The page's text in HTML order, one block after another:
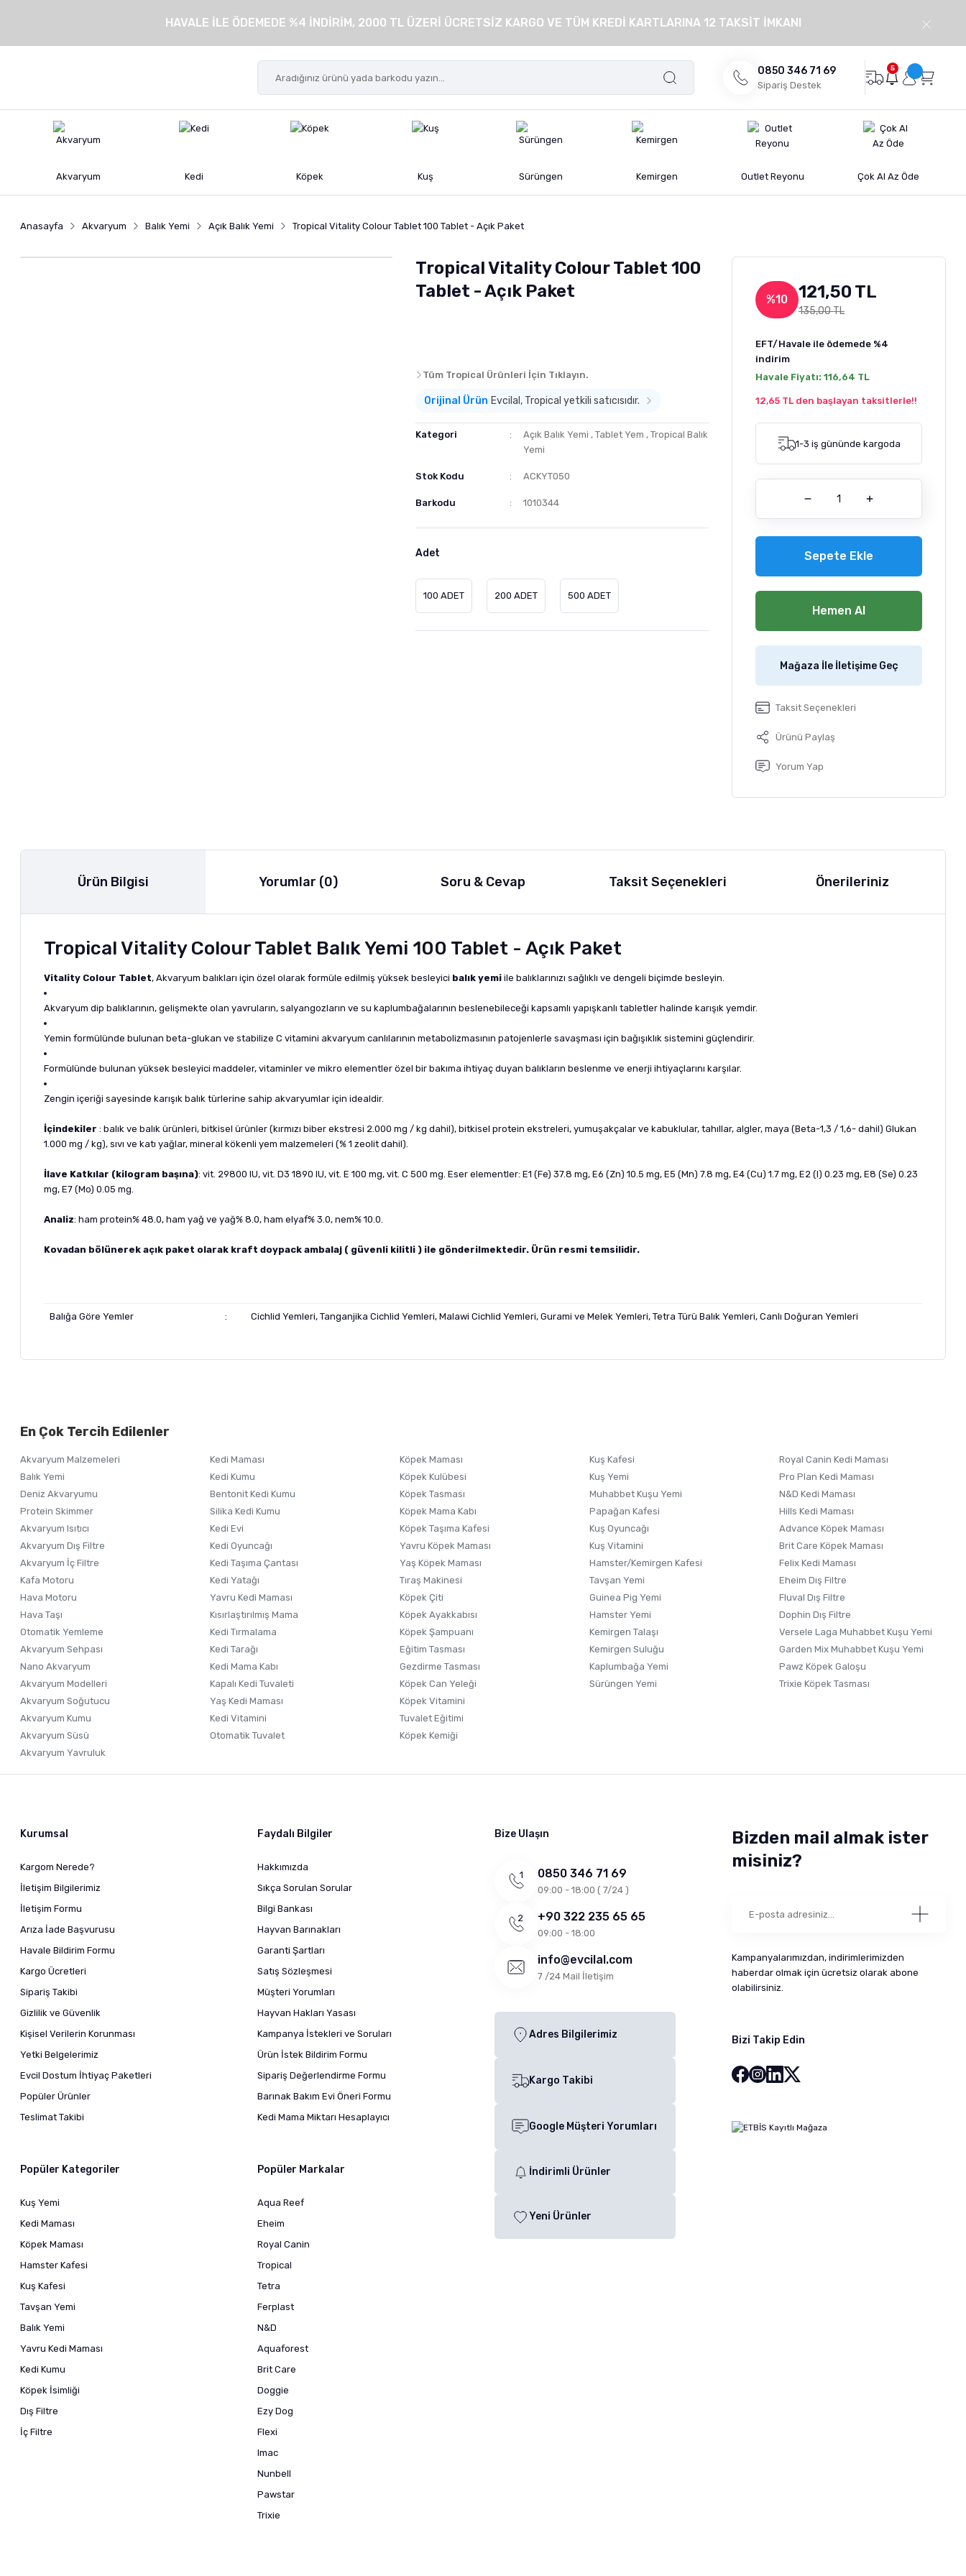
HAVALE İLE ÖDEMEDE %4 İNDİRİM, 2000 TL ÜZERİ ÜCRETSİZ KARGO VE TÜM KREDİ KARTLARINA 12 TAKSİT İMKANI
0850 346 71 69
Sipariş Destek
5
Akvaryum Kedi Köpek Kuş Sürüngen Kemirgen Outlet Reyonu Çok Al Az Öde
Anasayfa Akvaryum Balık Yemi Açık Balık Yemi Tropical Vitality Colour Tablet 100 Tablet - Açık Paket
Tropical Vitality Colour Tablet 100
Tablet - Açık Paket
Tüm Tropical Ürünleri İçin Tıklayın.
Orijinal Ürün Evcilal, Tropical yetkili satıcısıdır.
Kategori Açık Balık Yemi , Tablet Yem , Tropical Balık
Yemi
Stok Kodu ACKYT050
Barkodu 1010344
Adet
100 ADET 200 ADET 500 ADET
%10 121,50 TL
135,00 TL
EFT/Havale ile ödemede %4
indirim
Havale Fiyatı: 116,64 TL
12,65 TL den başlayan taksitlerle!!
1-3 iş gününde kargoda
Sepete Ekle
Hemen Al
Mağaza İle İletişime Geç
Taksit Seçenekleri
Ürünü Paylaş
Yorum Yap
Ürün Bilgisi Yorumlar (0) Soru & Cevap Taksit Seçenekleri Önerileriniz
Tropical Vitality Colour Tablet Balık Yemi 100 Tablet - Açık Paket
Vitality Colour Tablet, Akvaryum balıkları için özel olarak formüle edilmiş yüksek besleyici balık yemi ile balıklarınızı sağlıklı ve dengeli biçimde besleyin.
Akvaryum dip balıklarının, gelişmekte olan yavruların, salyangozların ve su kaplumbağalarının beslenebileceği kapsamlı yapışkanlı tabletler halinde karışık yemdir.
Yemin formülünde bulunan beta-glukan ve stabilize C vitamini akvaryum canlılarının metabolizmasının patojenlerle savaşması için bağışıklık sistemini güçlendirir.
Formülünde bulunan yüksek besleyici maddeler, vitaminler ve mikro elementler özel bir bakıma ihtiyaç duyan balıkların beslenme ve enerji ihtiyaçlarını karşılar.
Zengin içeriği sayesinde karışık balık türlerine sahip akvaryumlar için idealdir.
İçindekiler : balık ve balık ürünleri, bitkisel ürünler (kırmızı biber ekstresi 2.000 mg / kg dahil), bitkisel protein ekstreleri, yumuşakçalar ve kabuklular, tahıllar, algler, maya (Beta-1,3 / 1,6- dahil) Glukan
1.000 mg / kg), sıvı ve katı yağlar, mineral kökenli yem malzemeleri (% 1 zeolit ​​dahil).
İlave Katkılar (kilogram başına): vit. 29800 IU, vit. D3 1890 IU, vit. E 100 mg, vit. C 500 mg. Eser elementler: E1 (Fe) 37.8 mg, E6 (Zn) 10.5 mg, E5 (Mn) 7.8 mg, E4 (Cu) 1.7 mg, E2 (I) 0.23 mg, E8 (Se) 0.23
mg, E7 (Mo) 0.05 mg.
Analiz: ham protein% 48.0, ham yağ ve yağ% 8.0, ham elyaf% 3.0, nem% 10.0.
Kovadan bölünerek açık paket olarak kraft doypack ambalaj ( güvenli kilitli ) ile gönderilmektedir. Ürün resmi temsilidir.
Balığa Göre Yemler : Cichlid Yemleri, Tanganjika Cichlid Yemleri, Malawi Cichlid Yemleri, Gurami ve Melek Yemleri, Tetra Türü Balık Yemleri, Canlı Doğuran Yemleri
Ürünü Satın Al ve Yorumla
Ürün açıklamasında eksik bilgiler bulunuyor.
Ürün fiyatı diğer sitelerden daha pahalı.
Bu ürüne benzer farklı alternatifler olmalı.
Gönder
En Çok Tercih Edilenler
Akvaryum Malzemeleri
Balık Yemi
Deniz Akvaryumu
Protein Skimmer
Akvaryum Isıtıcı
Akvaryum Dış Filtre
Akvaryum İç Filtre
Kafa Motoru
Hava Motoru
Hava Taşı
Otomatik Yemleme
Akvaryum Sehpası
Nano Akvaryum
Akvaryum Modelleri
Akvaryum Soğutucu
Akvaryum Kumu
Akvaryum Süsü
Akvaryum Yavruluk
Kedi Maması
Kedi Kumu
Bentonit Kedi Kumu
Silika Kedi Kumu
Kedi Evi
Kedi Oyuncağı
Kedi Taşıma Çantası
Kedi Yatağı
Yavru Kedi Maması
Kısırlaştırılmış Mama
Kedi Tırmalama
Kedi Tarağı
Kedi Mama Kabı
Kapalı Kedi Tuvaleti
Yaş Kedi Maması
Kedi Vitamini
Otomatik Tuvalet
Köpek Maması
Köpek Kulübesi
Köpek Tasması
Köpek Mama Kabı
Köpek Taşıma Kafesi
Yavru Köpek Maması
Yaş Köpek Maması
Tıraş Makinesi
Köpek Çiti
Köpek Ayakkabısı
Köpek Şampuanı
Eğitim Tasması
Gezdirme Tasması
Köpek Can Yeleği
Köpek Vitamini
Tuvalet Eğitimi
Köpek Kemiği
Kuş Kafesi
Kuş Yemi
Muhabbet Kuşu Yemi
Papağan Kafesi
Kuş Oyuncağı
Kuş Vitamini
Hamster/Kemirgen Kafesi
Tavşan Yemi
Guinea Pig Yemi
Hamster Yemi
Kemirgen Talaşı
Kemirgen Suluğu
Kaplumbağa Yemi
Sürüngen Yemi
Royal Canin Kedi Maması
Pro Plan Kedi Maması
N&D Kedi Maması
Hills Kedi Maması
Advance Köpek Maması
Brit Care Köpek Maması
Felix Kedi Maması
Eheim Dış Filtre
Fluval Dış Filtre
Dophin Dış Filtre
Versele Laga Muhabbet Kuşu Yemi
Garden Mix Muhabbet Kuşu Yemi
Pawz Köpek Galoşu
Trixie Köpek Tasması
Kurumsal
Kargom Nerede?
İletişim Bilgilerimiz
İletişim Formu
Arıza İade Başvurusu
Havale Bildirim Formu
Kargo Ücretleri
Sipariş Takibi
Gizlilik ve Güvenlik
Kişisel Verilerin Korunması
Yetki Belgelerimiz
Evcil Dostum İhtiyaç Paketleri
Popüler Ürünler
Teslimat Takibi
Faydalı Bilgiler
Hakkımızda
Sıkça Sorulan Sorular
Bilgi Bankası
Hayvan Barınakları
Garanti Şartları
Satış Sözleşmesi
Müşteri Yorumları
Hayvan Hakları Yasası
Kampanya İstekleri ve Soruları
Ürün İstek Bildirim Formu
Sipariş Değerlendirme Formu
Barınak Bakım Evi Öneri Formu
Kedi Mama Miktarı Hesaplayıcı
Popüler Kategoriler
Kuş Yemi
Kedi Maması
Köpek Maması
Hamster Kafesi
Kuş Kafesi
Tavşan Yemi
Balık Yemi
Yavru Kedi Maması
Kedi Kumu
Köpek İsimliği
Dış Filtre
İç Filtre
Popüler Markalar
Aqua Reef
Eheim
Royal Canin
Tropical
Tetra
Ferplast
N&D
Aquaforest
Brit Care
Doggie
Ezy Dog
Flexi
Imac
Nunbell
Pawstar
Trixie
Bize Ulaşın
0850 346 71 69
09:00 - 18:00 ( 7/24 )
+90 322 235 65 65
09:00 - 18:00
info@evcilal.com
7 /24 Mail İletişim
Adres Bilgilerimiz
Kargo Takibi
Google Müşteri Yorumları
İndirimli Ürünler
Yeni Ürünler
Bizden mail almak ister
misiniz?
Kampanyalarımızdan, indirimlerimizden
haberdar olmak için ücretsiz olarak abone
olabilirsiniz.
Bizi Takip Edin